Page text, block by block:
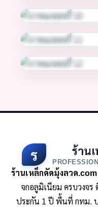
ร ร้าน
ร้านเหล็กดัดมุ้งลวด.com
จกอลูมิเนียม ครบวงจร
ประกัน 1 ปี พื้นที่ กทม.